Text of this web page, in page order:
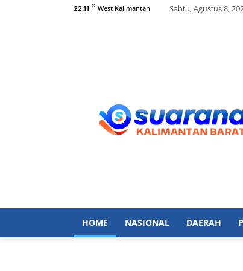
22.11 C West Kalimantan Sabtu, Agustus 8,
HOME NASIONAL DAERAH